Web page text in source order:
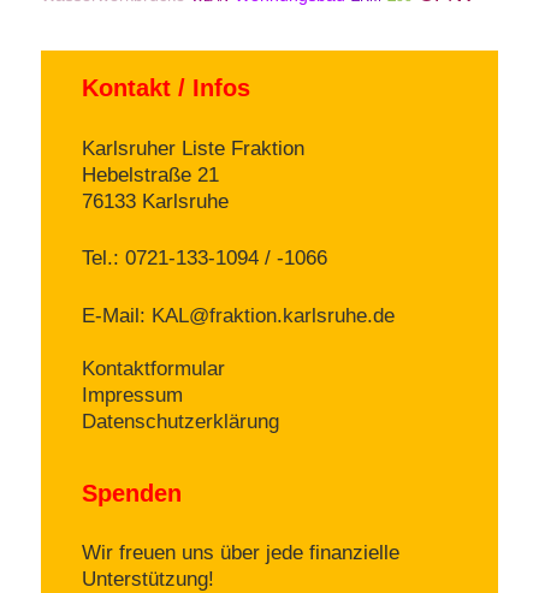
Kontakt / Infos
Karlsruher Liste Fraktion
Hebelstraße 21
76133 Karlsruhe
Tel.: 0721-133-1094 / -1066
E-Mail: KAL@fraktion.karlsruhe.de
Kontaktformular
Impressum
Datenschutzerklärung
Spenden
Wir freuen uns über jede finanzielle
Unterstützung!